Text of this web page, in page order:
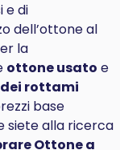
e di
dell’ottone al
la
ottone usato e
rottami
base
siete alla ricerca
Ottone a